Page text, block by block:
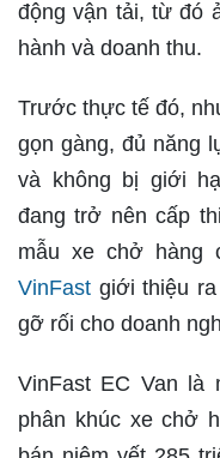
động vận tải, từ đó
hành và doanh thu.
Trước thực tế đó,
gọn gàng, đủ năng
và không bị giới
đang trở nên cấp
mẫu xe chở hàng
VinFast giới thiệu
gỡ rối cho doanh
VinFast EC Van là
phân khúc xe chở